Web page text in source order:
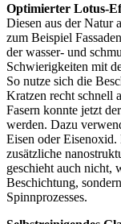
Optimierter Lotus-
Diesen aus der Natur
zum Beispiel
der wasser- und
Schwierigkeiten mit
So nutze sich die
Kratzen recht schnell
Fasern konnte jetzt
werden. Dazu
Eisen oder
zusätzliche
geschieht auch nicht,
Beschichtung,
Spinnprozesses.